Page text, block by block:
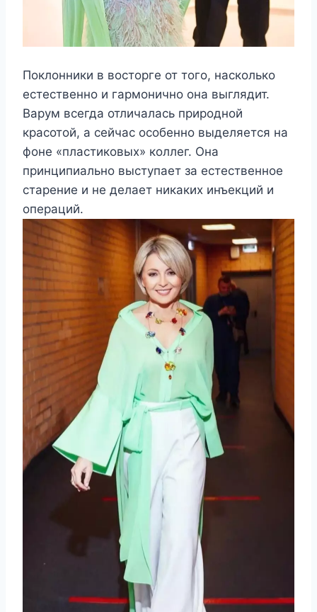
Поклонники в восторге от того, насколько
естественно и гармонично она выглядит.
Варум всегда отличалась природной
красотой, а сейчас особенно выделяется на
фоне «пластиковых» коллег. Она
принципиально выступает за естественное
старение и не делает никаких инъекций и
операций.